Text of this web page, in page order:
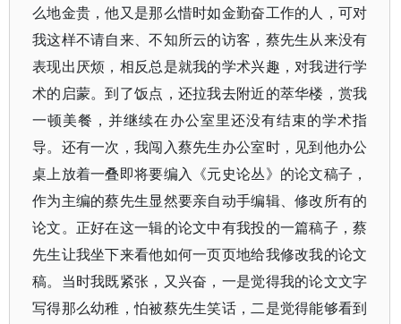
么地金贵，他又是那么惜时如金勤奋工作的人，可对
我这样不请自来、不知所云的访客，蔡先生从来没有
表现出厌烦，相反总是就我的学术兴趣，对我进行学
术的启蒙。到了饭点，还拉我去附近的萃华楼，赏我
一顿美餐，并继续在办公室里还没有结束的学术指
导。还有一次，我闯入蔡先生办公室时，见到他办公
桌上放着一叠即将要编入《元史论丛》的论文稿子，
作为主编的蔡先生显然要亲自动手编辑、修改所有的
论文。正好在这一辑的论文中有我投的一篇稿子，蔡
先生让我坐下来看他如何一页页地给我修改我的论文
稿。当时我既紧张，又兴奋，一是觉得我的论文文字
写得那么幼稚，怕被蔡先生笑话，二是觉得能够看到